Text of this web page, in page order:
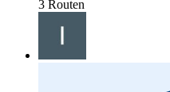
3 Routen